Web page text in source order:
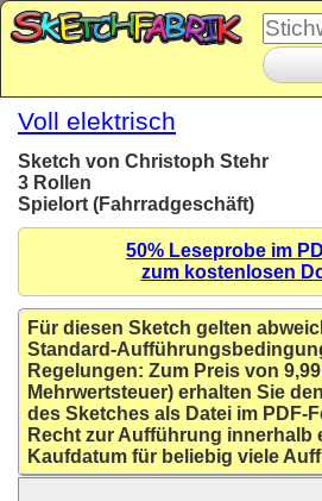
Voll elektrisch
Sketch von Christoph Stehr
3 Rollen
Spielort (Fahrradgeschäft)
50% Leseprobe im
zum kostenlosen
Für diesen Sketch gelten
Standard-
Regelungen: Zum Preis von
Mehrwertsteuer) erhalten Sie
des Sketches als Datei im PDF-
Recht zur Aufführung innerhalb
Kaufdatum für beliebig viele